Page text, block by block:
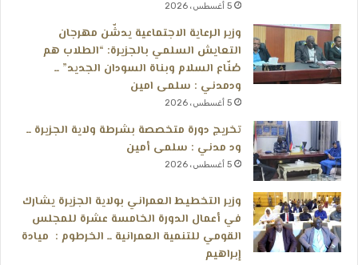
5 أغسطس، 2026
وزير الرعاية الاجتماعية يدشّن مهرجان
التعايش السلمي بالجزيرة: “الطلاب هم
صُنّاع السلام وبناة السودان الجديد” ــ
ودمدني : سلمى امين
5 أغسطس، 2026
تخريج دورة متخصصة بشرطة ولاية الجزيرة ــ
ود مدني : سلمى أمين
5 أغسطس، 2026
وزير التخطيط العمراني بولاية الجزيرة يشارك
في أعمال الدورة الخامسة عشرة للمجلس
القومي للتنمية العمرانية ــ الخرطوم : ميادة
إبراهيم